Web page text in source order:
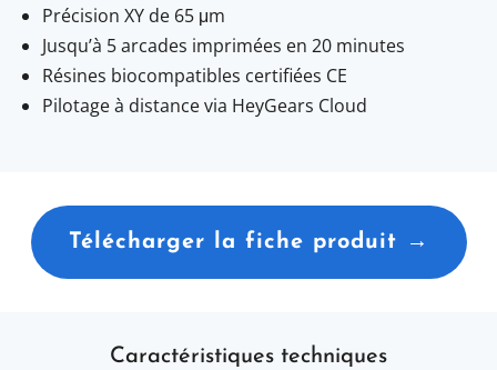
Précision XY de 65 μm
Jusqu’à 5 arcades imprimées en 20 minutes
Résines biocompatibles certifiées CE
Pilotage à distance via HeyGears Cloud
Télécharger la fiche produit →
Caractéristiques techniques